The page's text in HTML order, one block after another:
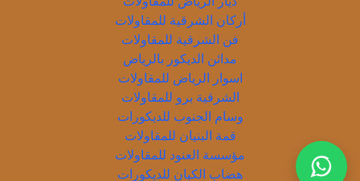
أركان الشرقية للمقاولات
فن الشرقية للمقاولات
مدائن الديكور بالرياض
اسوار الرياض للمقاولات
الشرقية برو للمقاولات
وسام الجنوب للديكورات
قمة البنيان للمقاولات
مؤسسة العنود للمقاولات
هضاب الكيان للديكورات